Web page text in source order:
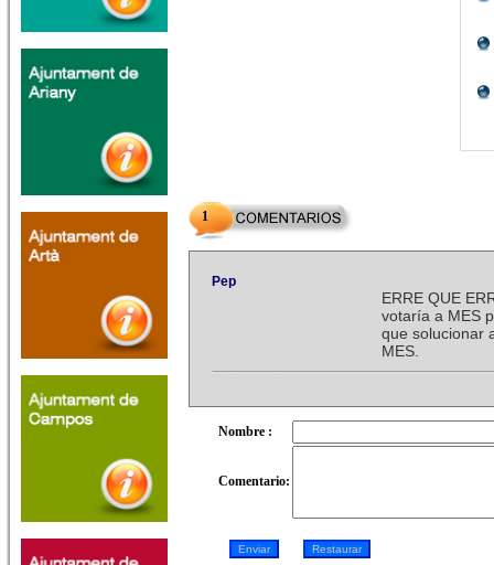
1
Pep
ERRE QUE
votaría a MES
que solucionar
MES.
Nombre :
Comentario: